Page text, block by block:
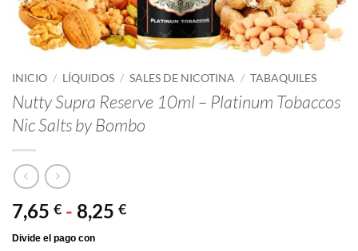
INICIO / LÍQUIDOS / SALES DE NICOTINA / TABAQUILES
Nutty Supra Reserve 10ml – Platinum Tobaccos
Nic Salts by Bombo
7,65 € - 8,25 €Rango